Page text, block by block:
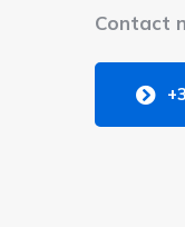
Contact